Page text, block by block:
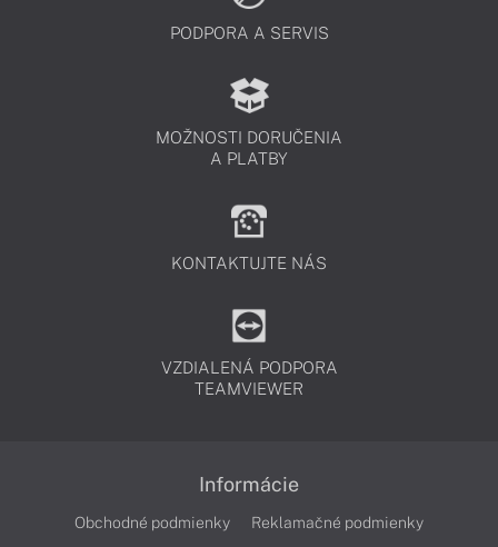
PODPORA A SERVIS
MOŽNOSTI DORUČENIA
A PLATBY
KONTAKTUJTE NÁS
VZDIALENÁ PODPORA
TEAMVIEWER
Informácie
Obchodné podmienky
Reklamačné podmienky